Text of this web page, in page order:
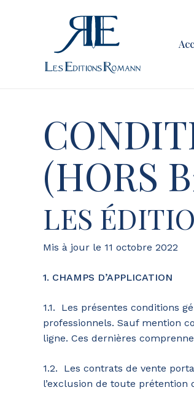
(HORS
LES
Mis à jour le 11 octobre 2022
1. CHAMPS D’APPLICATION
1.1. Les présentes conditions
professionnels. Sauf mention
ligne. Ces dernières
1.2. Les contrats de vente
l’exclusion de toute prétention